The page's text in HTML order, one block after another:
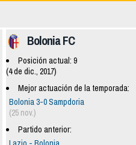
Bolonia FC
Posición actual: 9
(4 de dic., 2017)
Mejor actuación de la temporada:
Bolonia 3-0 Sampdoria
(25 nov.)
Partido anterior: